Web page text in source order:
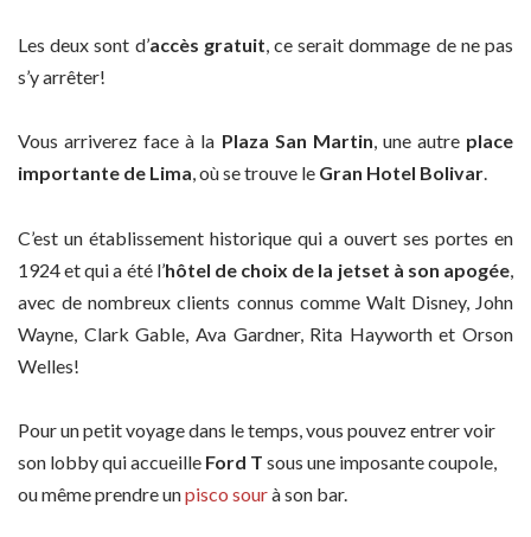
Les deux sont d’accès gratuit , ce serait dommage de ne pas
s’y arrêter!
Vous arriverez face à la Plaza San Martin, une autre place
importante de Lima, où se trouve le Gran Hotel Bolivar.
C’est un établissement historique qui a ouvert ses portes en
1924 et qui a été l’hôtel de choix de la jetset à son apogée
avec de nombreux clients connus comme Walt Disney, John
Wayne, Clark Gable, Ava Gardner, Rita Hayworth et Orson
Welles!
Pour un petit voyage dans le temps, vous pouvez entrer voir
son lobby qui accueille Ford T sous une imposante coupole,
ou même prendre unpisco sourà son bar.